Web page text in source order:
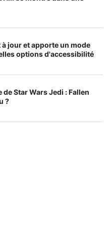
à jour et apporte un mode
options d'accessibilité
de Star Wars Jedi : Fallen
?